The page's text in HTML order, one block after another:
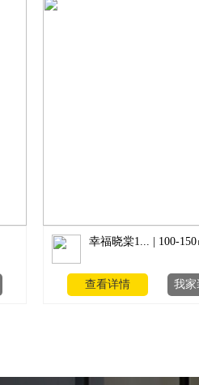
幸福晓棠1... | 100-
查看详情 我家